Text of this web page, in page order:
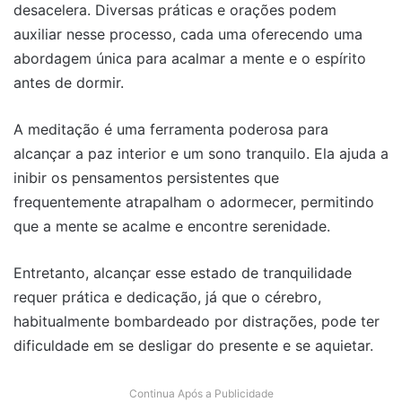
desacelera. Diversas práticas e orações podem
auxiliar nesse processo, cada uma oferecendo uma
abordagem única para acalmar a mente e o espírito
antes de dormir.
A meditação é uma ferramenta poderosa para
alcançar a paz interior e um sono tranquilo. Ela ajuda a
inibir os pensamentos persistentes que
frequentemente atrapalham o adormecer, permitindo
que a mente se acalme e encontre serenidade.
Entretanto, alcançar esse estado de tranquilidade
requer prática e dedicação, já que o cérebro,
habitualmente bombardeado por distrações, pode ter
dificuldade em se desligar do presente e se aquietar.
Continua Após a Publicidade